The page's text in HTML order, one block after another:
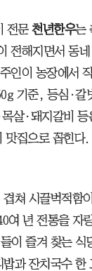
전문 천년한우는
전해지면서 동
인이 농장에서
기준, 등심·갈
살·돼지갈비
맛집으로 꼽힌다
쳐 시끌벅적함
여 년 전통을 자
이 즐겨 찾는 식
과 잔치국수 한